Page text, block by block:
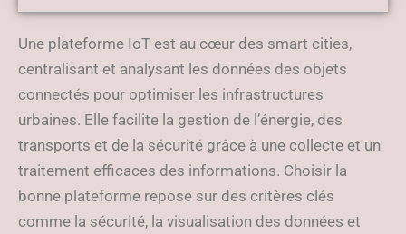
bien la choisir
Une plateforme IoT est au cœur des smart cities,
centralisant et analysant les données des objets
connectés pour optimiser les infrastructures
urbaines. Elle facilite la gestion de l’énergie, des
transports et de la sécurité grâce à une collecte et un
traitement efficaces des informations. Choisir la
bonne plateforme repose sur des critères clés
comme la sécurité, la visualisation des données et